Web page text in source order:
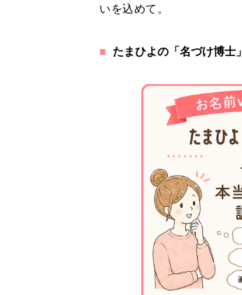
いを込めて。
たまひよの「名づけ博士」